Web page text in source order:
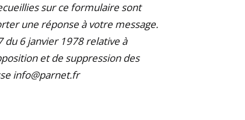
sur ce formulaire sont
une réponse à votre message.
du 6 janvier 1978 relative à
et de suppression des
info@parnet.fr